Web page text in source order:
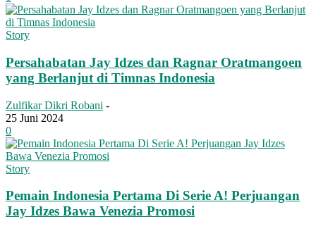
Story
Persahabatan Jay Idzes dan Ragnar Oratmangoen
yang Berlanjut di Timnas Indonesia
Zulfikar Dikri Robani -
25 Juni 2024
0
Story
Pemain Indonesia Pertama Di Serie A! Perjuangan
Jay Idzes Bawa Venezia Promosi